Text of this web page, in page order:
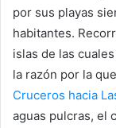
por sus playas
habitantes.
islas de las
la razón por la
Cruceros hacia
aguas pulcras, el